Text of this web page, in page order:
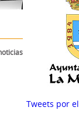
Tweets por